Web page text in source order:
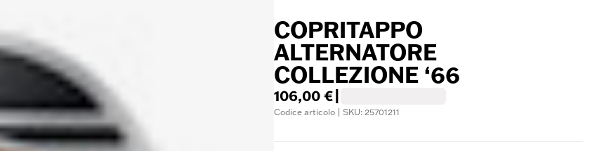
COPRITAPPO
ALTERNATORE
COLLEZIONE ‘66
106,00 €
Codice articolo | SKU: 25701211